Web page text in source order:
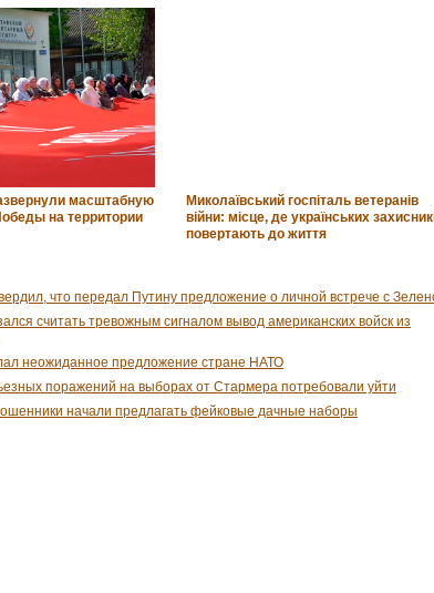
масштабную
на территории
Миколаївський госпіталь ветеранів
війни: місце, де українських
повертають до життя
что передал Путину предложение о личной встрече с
считать тревожным сигналом вывод американских войск из
неожиданное предложение стране НАТО
поражений на выборах от Стармера потребовали уйти
начали предлагать фейковые дачные наборы